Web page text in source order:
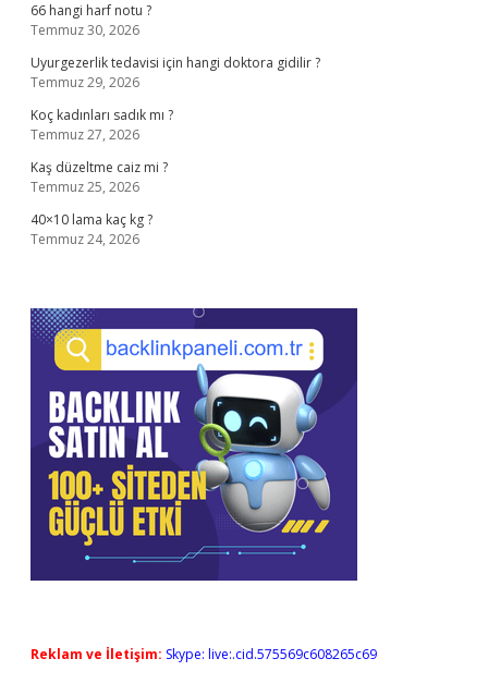
66 hangi harf notu ?
Temmuz 30, 2026
Uyurgezerlik tedavisi için hangi doktora gidilir ?
Temmuz 29, 2026
Koç kadınları sadık mı ?
Temmuz 27, 2026
Kaş düzeltme caiz mi ?
Temmuz 25, 2026
40×10 lama kaç kg ?
Temmuz 24, 2026
Reklam ve İletişim: Skype: live:.cid.575569c608265c69